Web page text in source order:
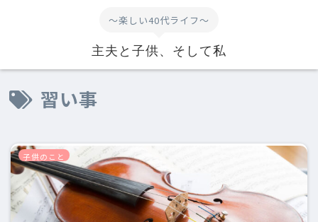
～楽しい40代ライフ～
主夫と子供、そして私
習い事
子供のこと